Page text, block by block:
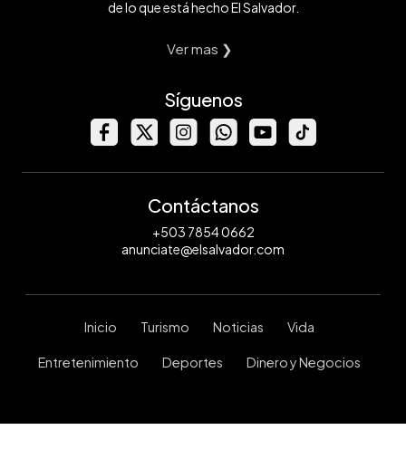
de lo que está hecho El Salvador.
Ver mas ❯
Síguenos
Contáctanos
+503 7854 0662
anunciate@elsalvador.com
Inicio Turismo Noticias Vida
Entretenimiento Deportes Dinero y Negocios